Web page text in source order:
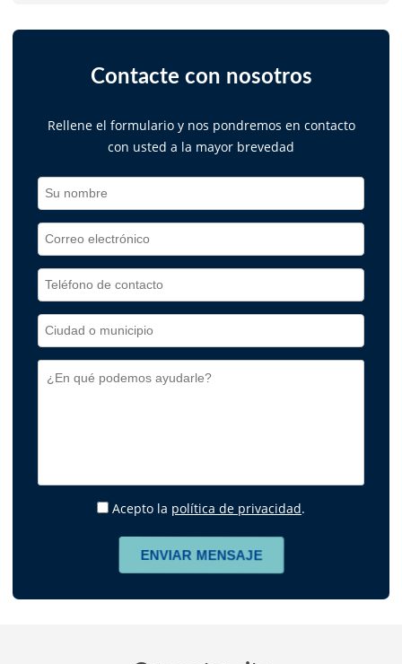
Contacte con nosotros
Rellene el formulario y nos pondremos en contacto
con usted a la mayor brevedad
Acepto la política de privacidad.